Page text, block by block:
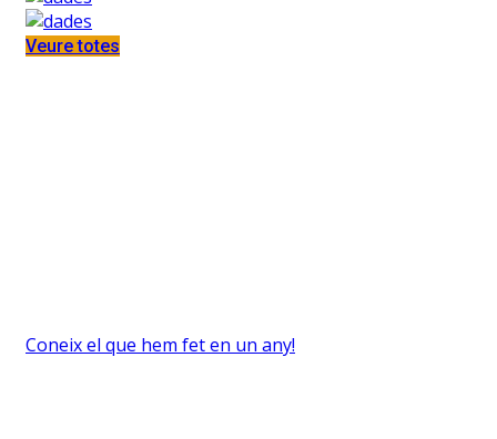
Veure totes
Coneix el que hem fet en un any!